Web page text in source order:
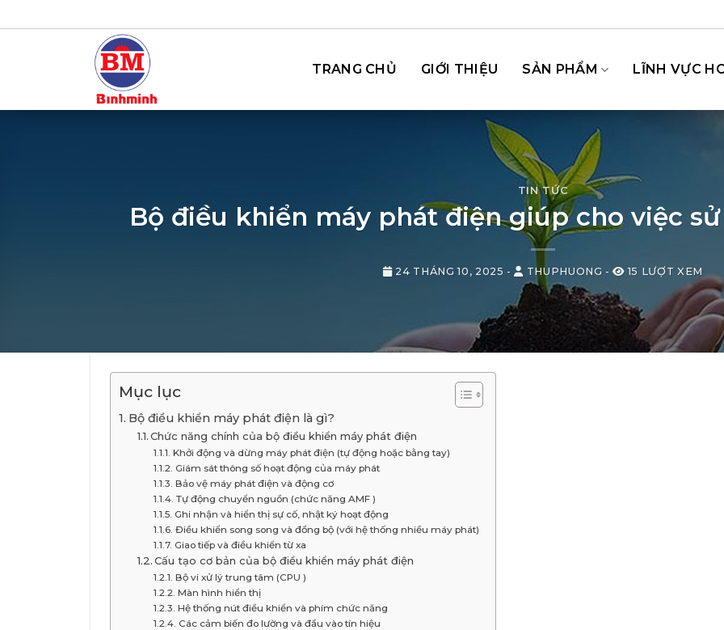
qua
TRANG CHỦ GIỚI THIỆU SẢN PHẨM LĨNH VỰC
TIN TỨC
Bộ điều khiển máy phát điện giúp cho việc
24 THÁNG 10, 2025 - THUPHUONG - 15 LƯỢT XEM
Mục lục
Bộ điều khiển máy phát điện là gì?
Chức năng chính của bộ điều khiển máy phát điện
Khởi động và dừng máy phát điện (tự động hoặc bằng tay)
Giám sát thông số hoạt động của máy phát
Bảo vệ máy phát điện và động cơ
Tự động chuyển nguồn (chức năng AMF )
Ghi nhận và hiển thị sự cố, nhật ký hoạt động
Điều khiển song song và đồng bộ (với hệ thống nhiều máy phát)
Giao tiếp và điều khiển từ xa
Cấu tạo cơ bản của bộ điều khiển máy phát điện
Bộ vi xử lý trung tâm (CPU )
Màn hình hiển thị
Hệ thống nút điều khiển và phím chức năng
Các cảm biến đo lường và đầu vào tín hiệu